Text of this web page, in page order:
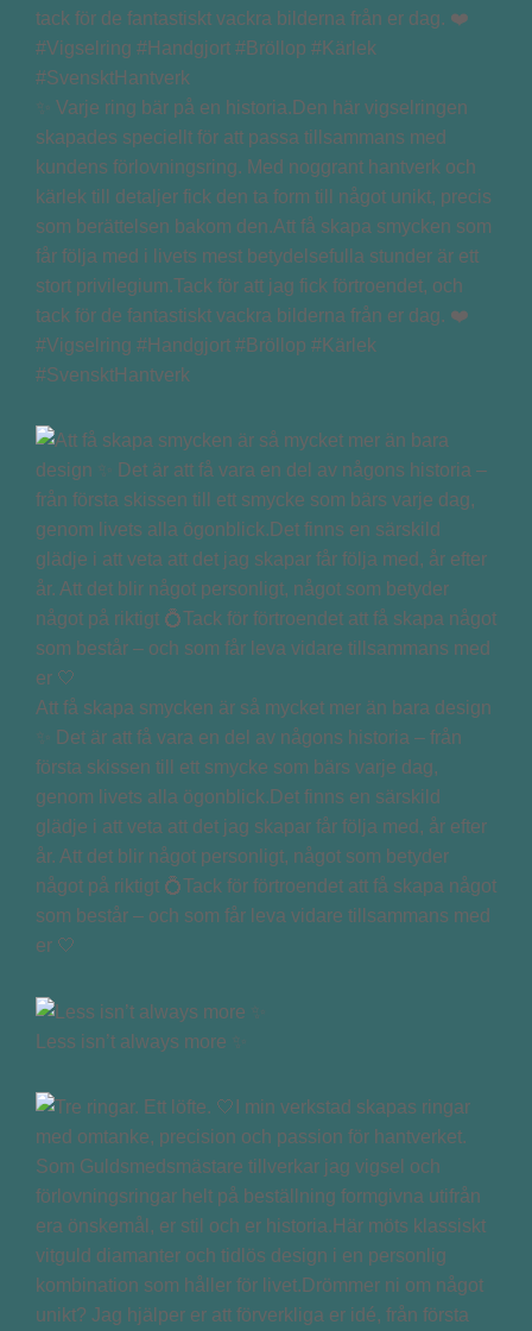
✨ Varje ring bär på en historia.Den här vigselringen
skapades speciellt för att passa tillsammans med
kundens förlovningsring. Med noggrant hantverk och
kärlek till detaljer fick den ta form till något unikt, precis
som berättelsen bakom den.Att få skapa smycken som
får följa med i livets mest betydelsefulla stunder är ett
stort privilegium.Tack för att jag fick förtroendet, och
tack för de fantastiskt vackra bilderna från er dag. ❤️
#Vigselring #Handgjort #Bröllop #Kärlek
#SvensktHantverk
Att få skapa smycken är så mycket mer än bara design
✨ Det är att få vara en del av någons historia – från
första skissen till ett smycke som bärs varje dag,
genom livets alla ögonblick.Det finns en särskild
glädje i att veta att det jag skapar får följa med, år efter
år. Att det blir något personligt, något som betyder
något på riktigt 💍Tack för förtroendet att få skapa något
som består – och som får leva vidare tillsammans med
er 🤍
Less isn’t always more ✨